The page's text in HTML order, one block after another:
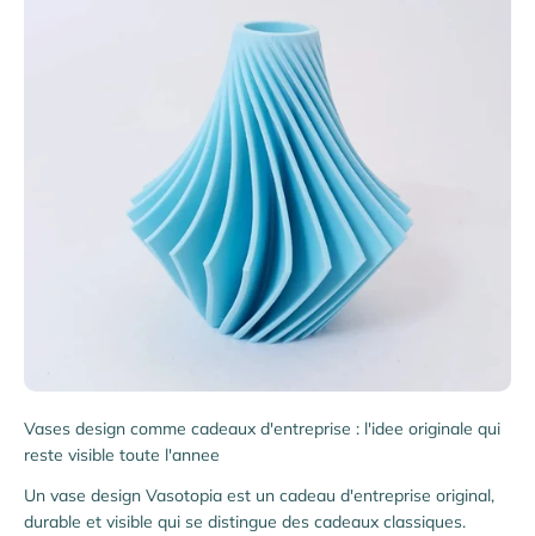
Vases design comme cadeaux d'entreprise : l'idee originale qui
reste visible toute l'annee
Un vase design Vasotopia est un cadeau d'entreprise original,
durable et visible qui se distingue des cadeaux classiques.